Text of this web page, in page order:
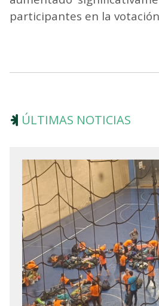
participantes en la
ÚLTIMAS NOTICIAS